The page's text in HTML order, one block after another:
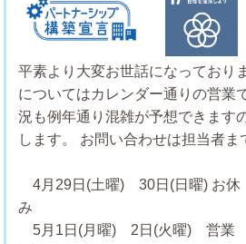
平素より大変お世話になっており
についてはカレンダー通りの営業
況も例年通り混雑が予想できます
します。
お問い合わせは担当者ま
4月29日(土曜) 30日(日曜) お休
5月1日(月曜) 2日(火曜) 営業